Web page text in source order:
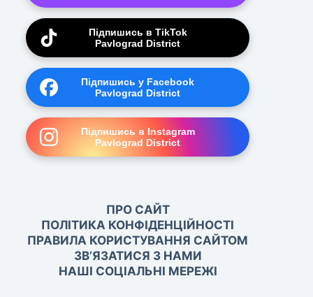
Підпишись в TikTok
Pavlograd District
Підпишись у Facebook
Pavlograd District
Підпишись в Instagram
Pavlograd District
ПРО САЙТ
ПОЛІТИКА КОНФІДЕНЦІЙНОСТІ
ПРАВИЛА КОРИСТУВАННЯ САЙТОМ
ЗВ’ЯЗАТИСЯ З НАМИ
НАШІ СОЦІАЛЬНІ МЕРЕЖІ